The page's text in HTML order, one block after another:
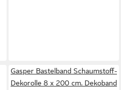
Gasper Bastelband Schaumstoff-
Dekorolle 8 x 200 cm. Dekoband